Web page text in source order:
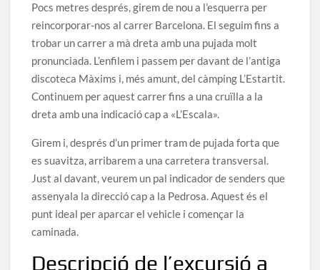
Pocs metres després, girem de nou a l’esquerra per
reincorporar-nos al carrer Barcelona. El seguim fins a
trobar un carrer a mà dreta amb una pujada molt
pronunciada. L’enfilem i passem per davant de l’antiga
discoteca Màxims i, més amunt, del càmping L’Estartit.
Continuem per aquest carrer fins a una cruïlla a la
dreta amb una indicació cap a «L’Escala».
Girem i, després d’un primer tram de pujada forta que
es suavitza, arribarem a una carretera transversal.
Just al davant, veurem un pal indicador de senders que
assenyala la direcció cap a la Pedrosa. Aquest és el
punt ideal per aparcar el vehicle i començar la
caminada.
Descripció de l’excursió a